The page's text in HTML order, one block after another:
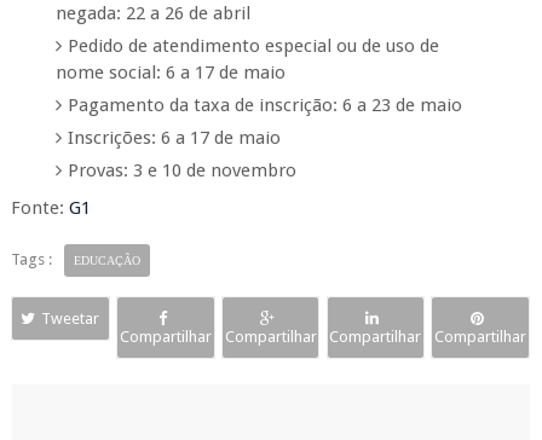
negada: 22 a 26 de abril
Pedido de atendimento especial ou de uso de
nome social: 6 a 17 de maio
Pagamento da taxa de inscrição: 6 a 23 de maio
Inscrições: 6 a 17 de maio
Provas: 3 e 10 de novembro
Fonte: G1
Tags : EDUCAÇÃO
Tweetar
Compartilhar
Compartilhar Compartilhar Compartilhar